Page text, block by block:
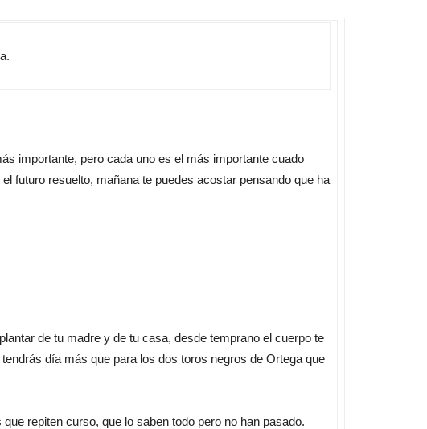
importante, pero cada uno es el más importante cuado
futuro resuelto, mañana te puedes acostar pensando que ha
de tu madre y de tu casa, desde temprano el cuerpo te
día más que para los dos toros negros de Ortega que
repiten curso, que lo saben todo pero no han pasado.